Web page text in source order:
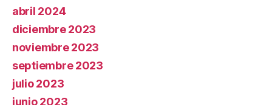
abril 2024
diciembre 2023
noviembre 2023
septiembre 2023
julio 2023
junio 2023